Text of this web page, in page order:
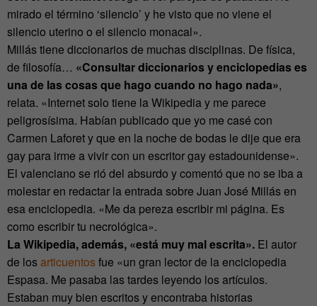
mirado el término ‘silencio’ y he visto que no viene el
silencio uterino o el silencio monacal».
Millás tiene diccionarios de muchas disciplinas. De física,
de filosofía… «Consultar diccionarios y enciclopedias es
una de las cosas que hago cuando no hago nada»,
relata. «Internet solo tiene la Wikipedia y me parece
peligrosísima. Habían publicado que yo me casé con
Carmen Laforet y que en la noche de bodas le dije que era
gay para irme a vivir con un escritor gay estadounidense».
El valenciano se rió del absurdo y comentó que no se iba a
molestar en redactar la entrada sobre Juan José Millás en
esa enciclopedia. «Me da pereza escribir mi página. Es
como escribir tu necrológica».
La Wikipedia, además, «está muy mal escrita». El autor
de losarticuentosfue «un gran lector de la enciclopedia
Espasa. Me pasaba las tardes leyendo los artículos.
Estaban muy bien escritos y encontraba historias